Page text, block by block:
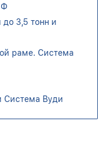
до 3,5 тонн и
раме. Система
Система Вуди